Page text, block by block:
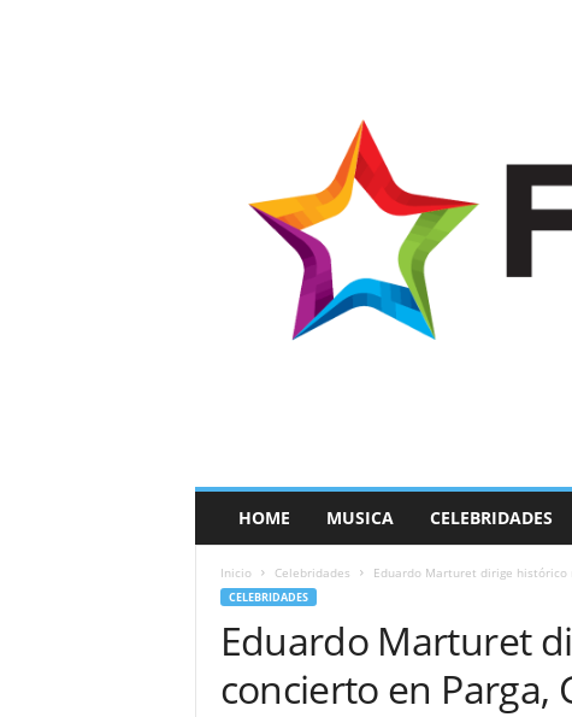
a
HOME MUSICA CELEBRIDADES
Inicio Celebridades Eduardo Marturet dirige histórico
CELEBRIDADES
Eduardo Marturet
concierto en Parga,